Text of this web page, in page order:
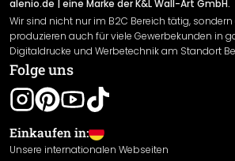
Widerrufsrecht
Datenschutzerklärung
Gewährleistung
Leistungserklärung / CE-Zeichen
Cookie Einstellungen
alenio.de | eine Marke der K&L Wall-Art GmbH.
Wir sind nicht nur im B2C Bereich tätig,
produzieren auch für viele Gewerbekunden in
Digitaldrucke und Werbetechnik am Standort
Folge uns
Einkaufen in:
Unsere internationalen Webseiten